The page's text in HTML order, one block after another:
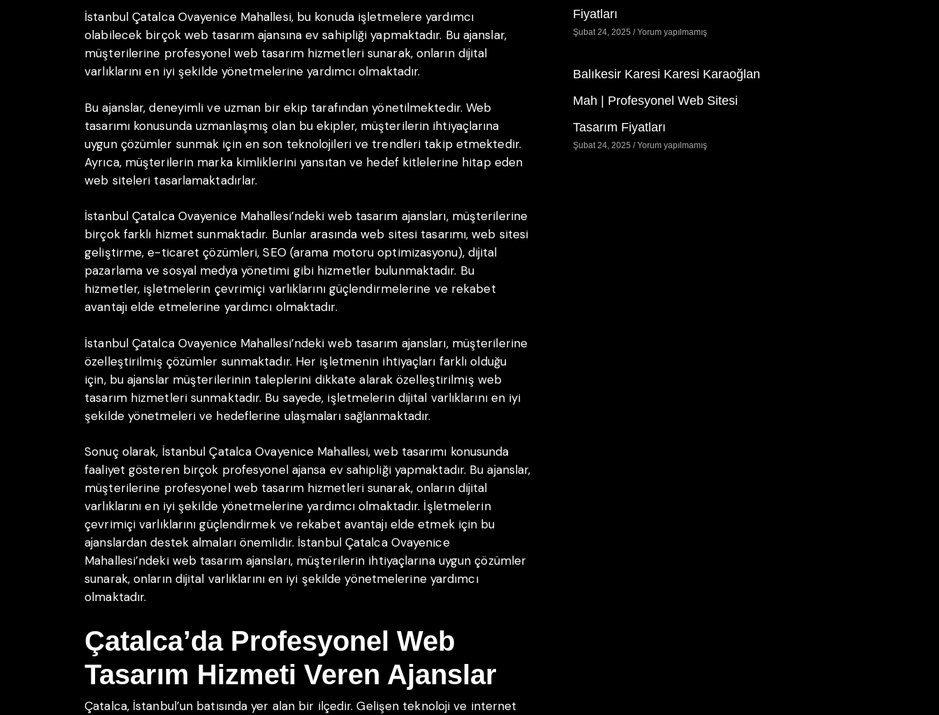
İstanbul Çatalca Ovayenice Mahallesi, bu konuda işletmelere yardımcı
olabilecek birçok web tasarım ajansına ev sahipliği yapmaktadır. Bu ajanslar,
müşterilerine profesyonel web tasarım hizmetleri sunarak, onların dijital
varlıklarını en iyi şekilde yönetmelerine yardımcı olmaktadır.
Bu ajanslar, deneyimli ve uzman bir ekip tarafından yönetilmektedir. Web
tasarımı konusunda uzmanlaşmış olan bu ekipler, müşterilerin ihtiyaçlarına
uygun çözümler sunmak için en son teknolojileri ve trendleri takip etmektedir.
Ayrıca, müşterilerin marka kimliklerini yansıtan ve hedef kitlelerine hitap eden
web siteleri tasarlamaktadırlar.
İstanbul Çatalca Ovayenice Mahallesi’ndeki web tasarım ajansları, müşterilerine
birçok farklı hizmet sunmaktadır. Bunlar arasında web sitesi tasarımı, web sitesi
geliştirme, e-ticaret çözümleri, SEO (arama motoru optimizasyonu), dijital
pazarlama ve sosyal medya yönetimi gibi hizmetler bulunmaktadır. Bu
hizmetler, işletmelerin çevrimiçi varlıklarını güçlendirmelerine ve rekabet
avantajı elde etmelerine yardımcı olmaktadır.
İstanbul Çatalca Ovayenice Mahallesi’ndeki web tasarım ajansları, müşterilerine
özelleştirilmiş çözümler sunmaktadır. Her işletmenin ihtiyaçları farklı olduğu
için, bu ajanslar müşterilerinin taleplerini dikkate alarak özelleştirilmiş web
tasarım hizmetleri sunmaktadır. Bu sayede, işletmelerin dijital varlıklarını en iyi
şekilde yönetmeleri ve hedeflerine ulaşmaları sağlanmaktadır.
Sonuç olarak, İstanbul Çatalca Ovayenice Mahallesi, web tasarımı konusunda
faaliyet gösteren birçok profesyonel ajansa ev sahipliği yapmaktadır. Bu ajanslar,
müşterilerine profesyonel web tasarım hizmetleri sunarak, onların dijital
varlıklarını en iyi şekilde yönetmelerine yardımcı olmaktadır. İşletmelerin
çevrimiçi varlıklarını güçlendirmek ve rekabet avantajı elde etmek için bu
ajanslardan destek almaları önemlidir. İstanbul Çatalca Ovayenice
Mahallesi’ndeki web tasarım ajansları, müşterilerin ihtiyaçlarına uygun çözümler
sunarak, onların dijital varlıklarını en iyi şekilde yönetmelerine yardımcı
olmaktadır.
Çatalca’da Profesyonel Web
Tasarım Hizmeti Veren Ajanslar
Çatalca, İstanbul’un batısında yer alan bir ilçedir. Gelişen teknoloji ve internet
Fiyatları
Şubat 24, 2025 Yorum yapılmamış
Balıkesir Karesi Karesi Karaoğlan
Mah | Profesyonel Web Sitesi
Tasarım Fiyatları
Şubat 24, 2025 Yorum yapılmamış